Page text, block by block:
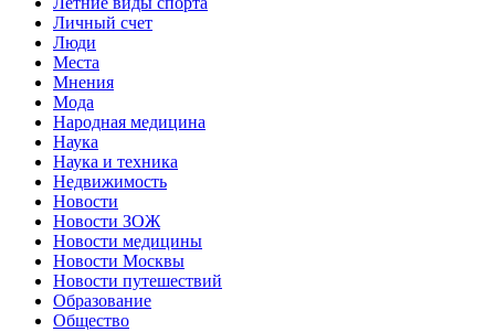
Личный счет
Люди
Места
Мнения
Мода
Народная медицина
Наука
Наука и техника
Недвижимость
Новости
Новости ЗОЖ
Новости медицины
Новости Москвы
Новости путешествий
Образование
Общество